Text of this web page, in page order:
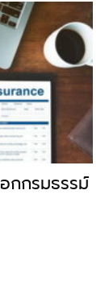
กกรมธรรม์